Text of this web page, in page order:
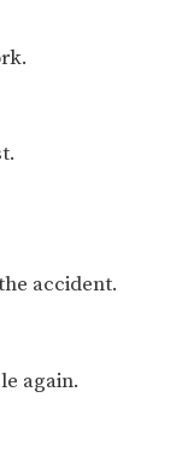
accident.
again.